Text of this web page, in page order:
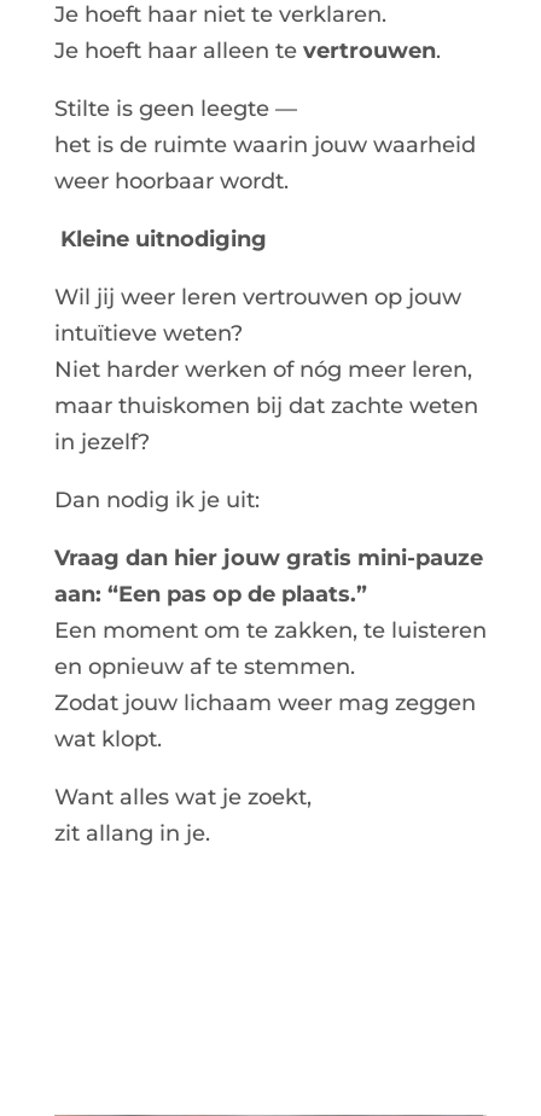
Je hoeft haar niet te verklaren.
Je hoeft haar alleen te vertrouwen.
Stilte is geen leegte —
het is de ruimte waarin jouw waarheid
weer hoorbaar wordt.
Kleine uitnodiging
Wil jij weer leren vertrouwen op jouw
intuïtieve weten?
Niet harder werken of nóg meer leren,
maar thuiskomen bij dat zachte weten
in jezelf?
Dan nodig ik je uit:
Vraag dan hier jouw gratis mini-pauze
aan: “Een pas op de plaats.”
Een moment om te zakken, te luisteren
en opnieuw af te stemmen.
Zodat jouw lichaam weer mag zeggen
wat klopt.
Want alles wat je zoekt,
zit allang in je.